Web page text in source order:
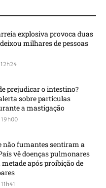
explosiva provoca duas
milhares de pessoas
prejudicar o intestino?
sobre partículas
a mastigação
não fumantes sentiram a
vê doenças pulmonares
após proibição de